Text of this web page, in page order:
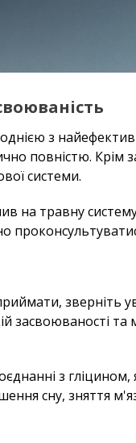
з
повністю.
системи.
на травну
зверніть
засвоюваності
з
сну, зняття